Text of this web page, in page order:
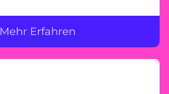
Mehr Erfahren